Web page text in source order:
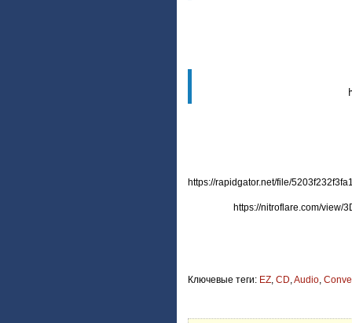
https://rapidgator.net/file/
https://nitroflare.com/view/
Ключевые теги: EZ, CD,Audio,